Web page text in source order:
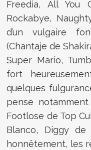
Freedia, All You
Rockabye,
d’un vulgaire
(Chantaje de
Super Mario,
fort
quelques
pense
Footlose de Top
Blanco, Diggy
honnêtement, les